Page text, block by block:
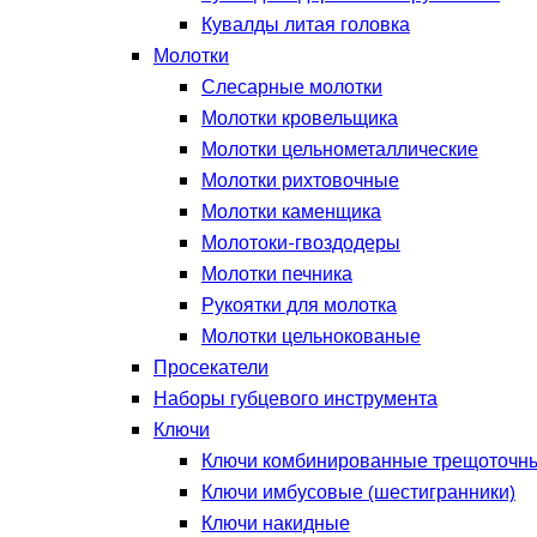
Кувалды литая головка
Молотки
Слесарные молотки
Молотки кровельщика
Молотки цельнометаллические
Молотки рихтовочные
Молотки каменщика
Молотоки-гвоздодеры
Молотки печника
Рукоятки для молотка
Молотки цельнокованые
Просекатели
Наборы губцевого инструмента
Ключи
Ключи комбинированные
Ключи имбусовые (шестигранники)
Ключи накидные